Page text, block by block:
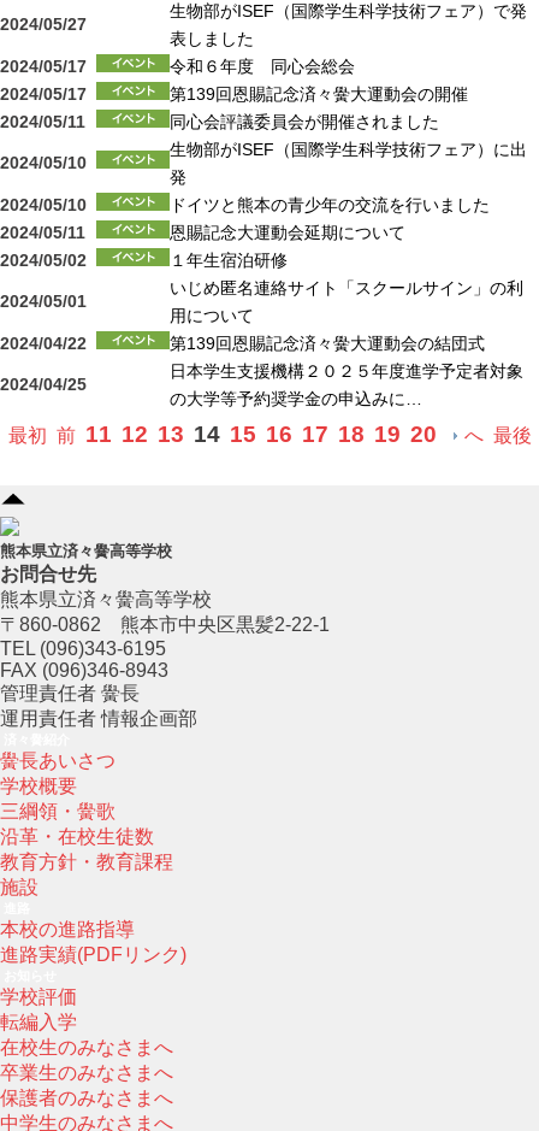
2024/05/27
生物部がISEF（国際学生科学技術フェア）で発
表しました
2024/05/17
令和６年度 同心会総会
2024/05/17
第139回恩賜記念済々黌大運動会の開催
2024/05/11
同心会評議委員会が開催されました
2024/05/10
生物部がISEF（国際学生科学技術フェア）に出
発
2024/05/10
ドイツと熊本の青少年の交流を行いました
2024/05/11
恩賜記念大運動会延期について
2024/05/02
１年生宿泊研修
2024/05/01
いじめ匿名連絡サイト「スクールサイン」の利
用について
2024/04/22
第139回恩賜記念済々黌大運動会の結団式
2024/04/25
日本学生支援機構２０２５年度進学予定者対象
の大学等予約奨学金の申込みに…
最初 前 11 12 13 14 15 16 17 18 19 20 へ 最後
熊本県立済々黌高等学校
お問合せ先
熊本県立済々黌高等学校
〒860-0862 熊本市中央区黒髪2-22-1
TEL (096)343-6195
FAX (096)346-8943
管理責任者 黌長
運用責任者 情報企画部
黌長あいさつ
学校概要
三綱領・黌歌
沿革・在校生徒数
教育方針・教育課程
施設
本校の進路指導
進路実績(PDFリンク)
学校評価
転編入学
在校生のみなさまへ
卒業生のみなさまへ
保護者のみなさまへ
中学生のみなさまへ